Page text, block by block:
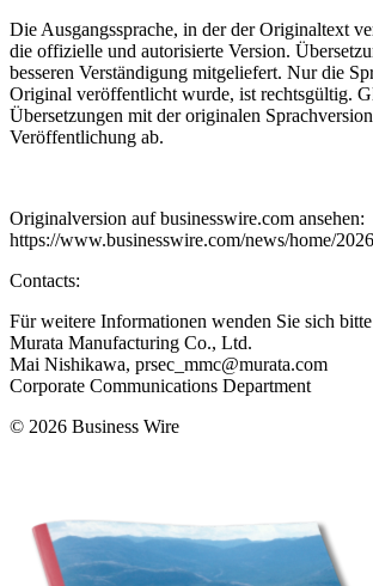
Die Ausgangssprache, in der der Originaltext
die offizielle und autorisierte Version.
besseren Verständigung mitgeliefert. Nur die
Original veröffentlicht wurde, ist rechtsgültig.
Übersetzungen mit der originalen
Veröffentlichung ab.
Originalversion auf businesswire.com ansehen:
https://www.businesswire.com/news/home/
Contacts:
Für weitere Informationen wenden Sie sich
Murata Manufacturing Co., Ltd.
Mai Nishikawa, prsec_mmc@murata.com
Corporate Communications Department
© 2026 Business Wire